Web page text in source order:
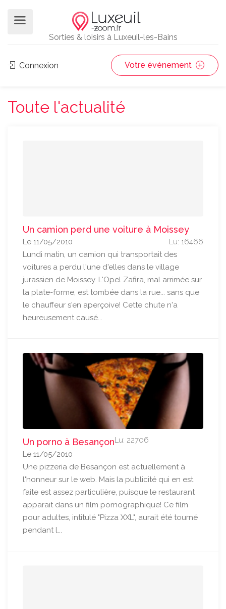
Sorties & loisirs à Luxeuil-les-Bains
Connexion Votre événement
Toute l'actualité
Un camion perd une voiture à Moissey
Lu: 16466
Le 11/05/2010
Lundi matin, un camion qui transportait des
voitures a perdu l'une d'elles dans le village
jurassien de Moissey. L'Opel Zafira, mal arrimée sur
la plate-forme, est tombée dans la rue... sans que
le chauffeur s'en aperçoive! Cette chute n'a
heureusement causé...
Un porno à BesançonLu: 22706
Le 11/05/2010
Une pizzeria de Besançon est actuellement à
l'honneur sur le web. Mais la publicité qui en est
faite est assez particulière, puisque le restaurant
apparait dans un film pornographique! Ce film
pour adultes, intitulé "Pizza XXL", aurait été tourné
pendant l...